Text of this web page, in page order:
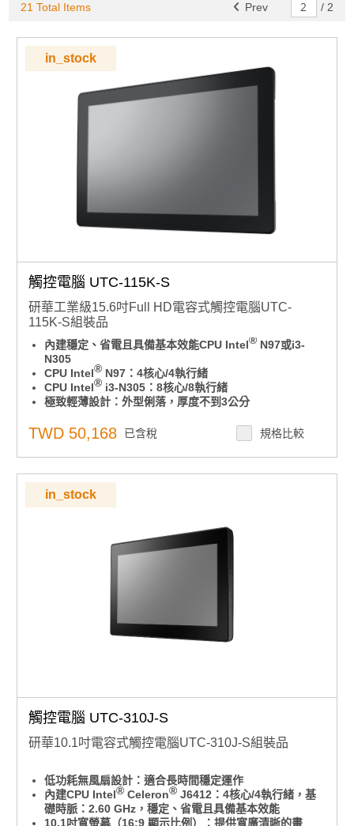
更輕鬆
可橫放也可直立使用，不受空間限制，彈性對應各種需求
支援 VESA 100*100mm 標準壁掛孔：安裝多元，自由擴
充不設限
穩定作業系統：內建 Windows 11 IOT ENT LTSC 2024
版本(也可支援Windows 10)
點擊查看
為什麼要用Windows IOT版本？與PRO版本有什麼差異?
此組態也可以搭配不同RAM、SSD規格，若有需要客製
21 Total Items Prev / 2
in_stock
觸控電腦 UTC-115K-S
研華工業級15.6吋Full HD電容式觸控電腦UTC-
115K-S組裝品
內建穩定、省電且具備基本效能CPU Intel® N97或i3-
N305
CPU Intel® N97：4核心/4執行緒
CPU Intel® i3-N305：8核心/8執行緒
極致輕薄設計：外型俐落，厚度不到3公分
15.6 吋寬螢幕（16:9 顯示比例）：提供寬廣清晰的畫
面，讓操作體驗更舒適
前面板達 IP65 防水防塵等級：適用於工廠、廚房、戶外
等多種場合
極簡背蓋設計，支援三向 I/O 走線，佈線整齊清爽，維護
更輕鬆
支援 VESA 100mm 標準壁掛孔：安裝多元，自由擴充不
支援 Windows 10/Windows 11
TWD 50,168 已含稅 規格比較
in_stock
觸控電腦 UTC-310J-S
研華10.1吋電容式觸控電腦UTC-310J-S組裝品
低功耗無風扇設計：適合長時間穩定運作
內建CPU Intel® Celeron® J6412：4核心/4執行緒，基
礎時脈：2.60 GHz，穩定、省電且具備基本效能
10.1吋寬螢幕（16:9 顯示比例）：提供寬廣清晰的畫